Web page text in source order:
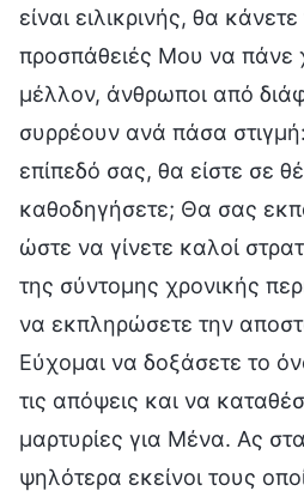
είναι ειλικρινής, θα
προσπάθειές Μου να πάνε
μέλλον, άνθρωποι από
συρρέουν ανά πάσα
επίπεδό σας, θα είστε σε
καθοδηγήσετε; Θα σας
ώστε να γίνετε καλοί
της σύντομης χρονικής
να εκπληρώσετε την
Εύχομαι να δοξάσετε το
τις απόψεις και να
μαρτυρίες για Μένα. Ας
ψηλότερα εκείνοι τους